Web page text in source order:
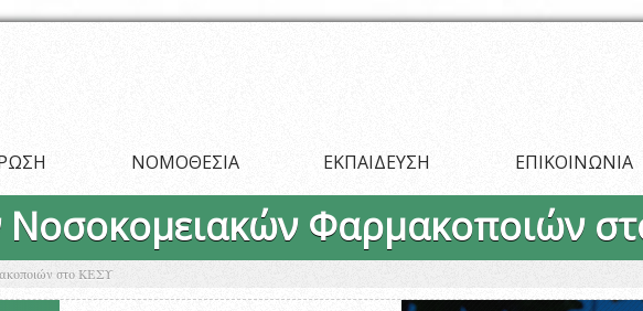
ΝΟΜΟΘΕΣΙΑ ΕΚΠΑΙΔΕΥΣΗ ΕΠΙΚΟΙΝΩΝΙΑ
Νοσοκομειακών Φαρμακοποιών
στο ΚΕΣΥ